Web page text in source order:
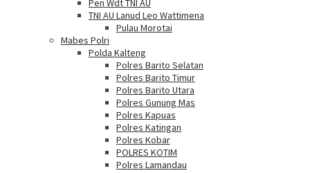
Pen Wdt TNI AU
TNI AU Lanud Leo Wattimena
Pulau Morotai
Mabes Polri
Polda Kalteng
Polres Barito Selatan
Polres Barito Timur
Polres Barito Utara
Polres Gunung Mas
Polres Kapuas
Polres Katingan
Polres Kobar
POLRES KOTIM
Polres Lamandau